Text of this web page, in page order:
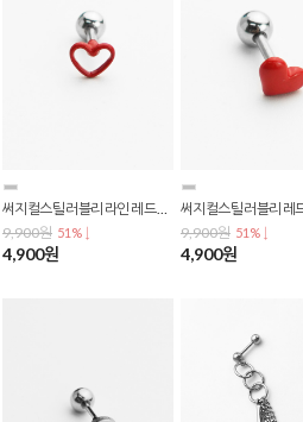
써지컬스틸 러블리 라인 레드 하트 바벨 피어싱 P-0724
9,900원 51% ↓
4,900원
9,900원 51% ↓
4,900원